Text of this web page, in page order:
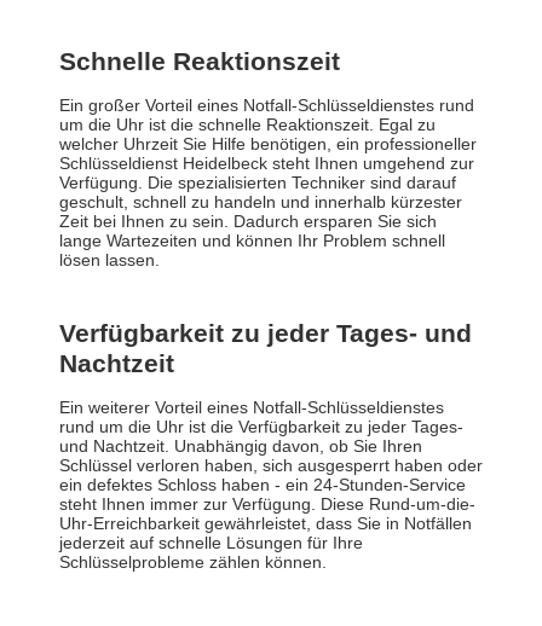
Schnelle Reaktionszeit
Ein großer Vorteil eines Notfall-Schlüsseldienstes rund
um die Uhr ist die schnelle Reaktionszeit. Egal zu
welcher Uhrzeit Sie Hilfe benötigen, ein professioneller
Schlüsseldienst Heidelbeck steht Ihnen umgehend zur
Verfügung. Die spezialisierten Techniker sind darauf
geschult, schnell zu handeln und innerhalb kürzester
Zeit bei Ihnen zu sein. Dadurch ersparen Sie sich
lange Wartezeiten und können Ihr Problem schnell
lösen lassen.
Verfügbarkeit zu jeder Tages- und
Nachtzeit
Ein weiterer Vorteil eines Notfall-Schlüsseldienstes
rund um die Uhr ist die Verfügbarkeit zu jeder Tages-
und Nachtzeit. Unabhängig davon, ob Sie Ihren
Schlüssel verloren haben, sich ausgesperrt haben oder
ein defektes Schloss haben - ein 24-Stunden-Service
steht Ihnen immer zur Verfügung. Diese Rund-um-die-
Uhr-Erreichbarkeit gewährleistet, dass Sie in Notfällen
jederzeit auf schnelle Lösungen für Ihre
Schlüsselprobleme zählen können.